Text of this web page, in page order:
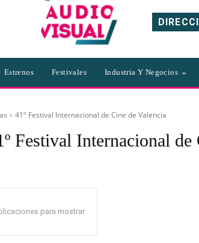
Estrenos Festivales Industria Y Negocios
41º Festival Internacional de Cine de Valencia
Festival Internacional de
para mostrar